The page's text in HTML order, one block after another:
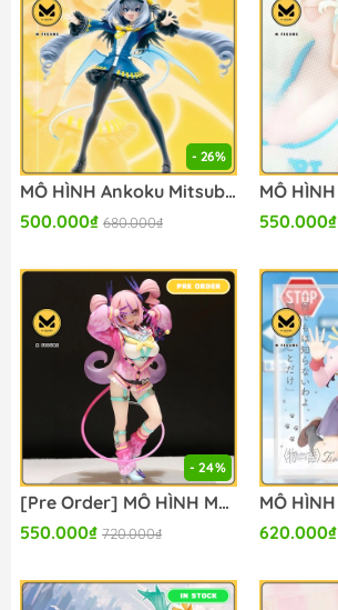
- 26%
MÔ HÌNH Ankoku Mitsuba - Mahjong Fight Girl (Konami Arcade Games) FIGURE CHÍNH HÃNG
500.000₫ 680.000₫
550.000₫
- 24%
[Pre Order] MÔ HÌNH Moa Chiamo - Bombergirl Rainbow - Konami Prize Collection (Konami Arcade Games) FIGURE CHÍNH HÃNG
550.000₫ 720.000₫
620.000₫